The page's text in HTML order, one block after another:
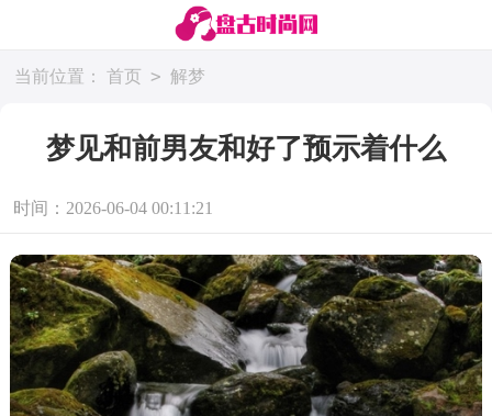
当前位置： 首页 > 解梦
梦见和前男友和好了预示着什么
时间：2026-06-04 00:11:21